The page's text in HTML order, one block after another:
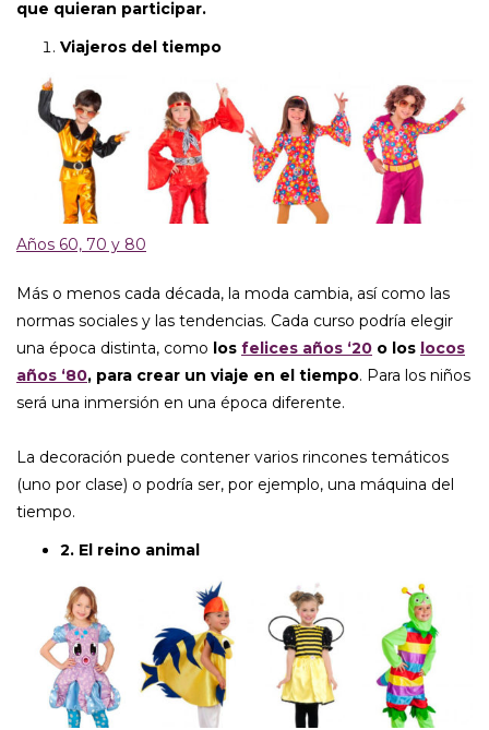
que quieran participar.
Viajeros del tiempo
Años 60, 70 y 80
Más o menos cada década, la moda cambia, así como las
normas sociales y las tendencias. Cada curso podría elegir
una época distinta, como los felices años ‘20 o los locos
años ‘80, para crear un viaje en el tiempo. Para los niños
será una inmersión en una época diferente.
La decoración puede contener varios rincones temáticos
(uno por clase) o podría ser, por ejemplo, una máquina del
tiempo.
2. El reino animal